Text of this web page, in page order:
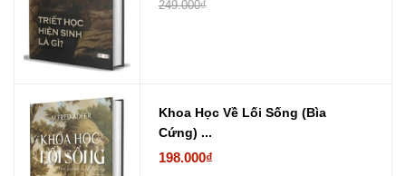
249.000₫
Khoa Học Về Lối Sống (Bìa
Cứng) ...
198.000₫